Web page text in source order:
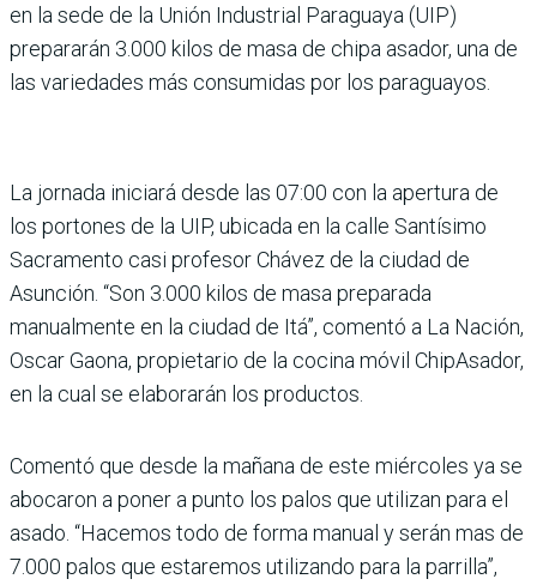
en la sede de la Unión Industrial Paraguaya (UIP)
prepararán 3.000 kilos de masa de chipa asador, una de
las variedades más consumidas por los paraguayos.
La jornada iniciará desde las 07:00 con la apertura de
los portones de la UIP, ubicada en la calle Santísimo
Sacramento casi profesor Chávez de la ciudad de
Asunción. “Son 3.000 kilos de masa preparada
manualmente en la ciudad de Itá”, comentó a La Nación,
Oscar Gaona, propietario de la cocina móvil ChipAsador,
en la cual se elaborarán los productos.
Comentó que desde la mañana de este miércoles ya se
abocaron a poner a punto los palos que utilizan para el
asado. “Hacemos todo de forma manual y serán mas de
7.000 palos que estaremos utilizando para la parrilla”,